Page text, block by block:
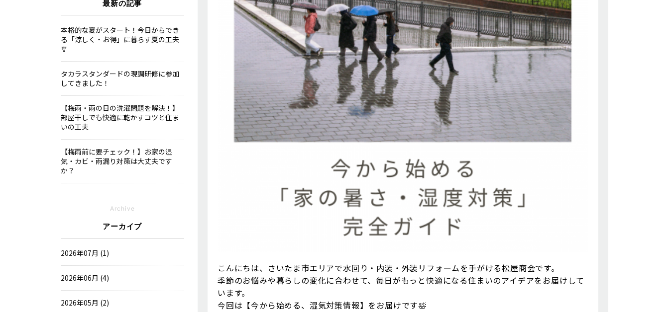
こんにちは、さいたま市エリアで水回り・内装・外装リフォームを手がける松屋商会です。
季節のお悩みや暮らしの変化に合わせて、毎日がもっと快適になる住まいのアイデアをお届けして
います。
今回は【今から始める、湿気対策情報】をお届けです🛀
最新の記事
本格的な夏がスタート！今日からでき
る「涼しく・お得」に暮らす夏の工夫
🎐
タカラスタンダードの現調研修に参加
してきました！
【梅雨・雨の日の洗濯問題を解決！】
部屋干しでも快適に乾かすコツと住ま
いの工夫
【梅雨前に要チェック！】お家の湿
気・カビ・雨漏り対策は大丈夫です
か？
Archive
アーカイブ
2026年07月 (1)
2026年06月 (4)
2026年05月 (2)